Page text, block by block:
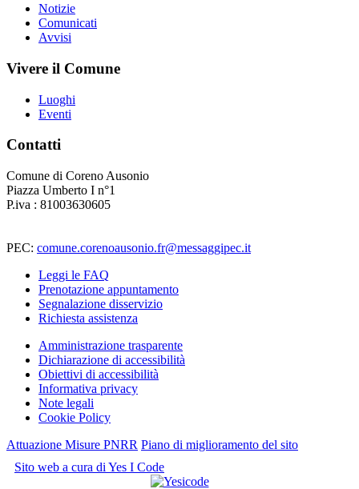
Notizie
Comunicati
Avvisi
Vivere il Comune
Luoghi
Eventi
Contatti
Comune di Coreno Ausonio
Piazza Umberto I n°1
P.iva : 81003630605
PEC: comune.corenoausonio.fr@messaggipec.it
Leggi le FAQ
Prenotazione appuntamento
Segnalazione disservizio
Richiesta assistenza
Amministrazione trasparente
Dichiarazione di accessibilità
Obiettivi di accessibilità
Informativa privacy
Note legali
Cookie Policy
Attuazione Misure PNRR Piano di miglioramento del sito
Sito web a cura di Yes I Code